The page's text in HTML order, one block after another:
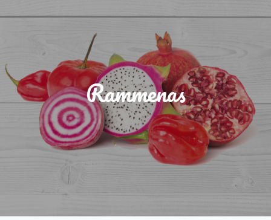
Rammenas